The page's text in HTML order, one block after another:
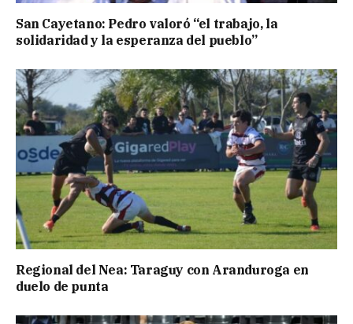
San Cayetano: Pedro valoró “el trabajo, la
solidaridad y la esperanza del pueblo”
Regional del Nea: Taraguy con Aranduroga en
duelo de punta